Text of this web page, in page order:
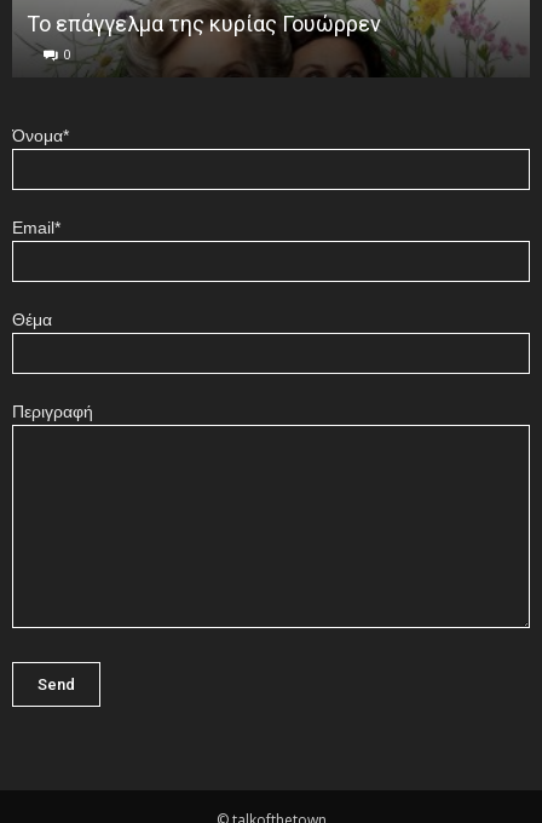
Το επάγγελμα της κυρίας Γουώρρεν
0
Όνομα*
Email*
Θέμα
Περιγραφή